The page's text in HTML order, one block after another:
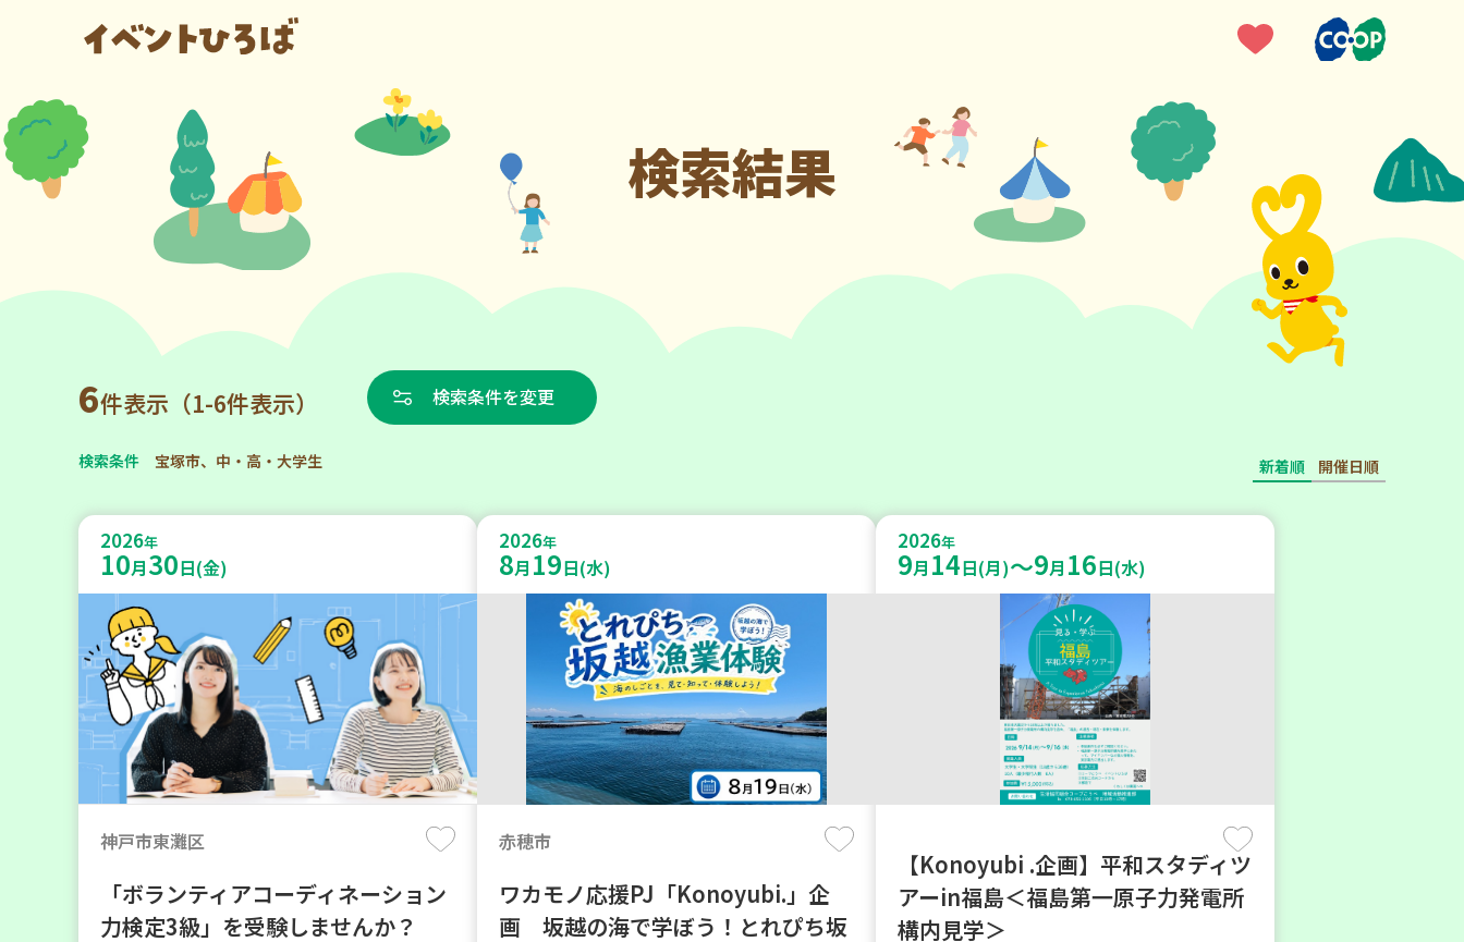
検索結果
6件表示（1-6件表示） 検索条件を変更
検索条件 宝塚市、中・高・大学生 新着順 開催日順
2026年
10月30日(金)
神戸市東灘区
「ボランティアコーディネーション
力検定3級」を受験しませんか？
2026年
8月 19日(水)
赤穂市
ワカモノ応援PJ「Konoyubi.」企
画 坂越の海で学ぼう！とれぴち坂
2026年
9月 14日(月)～9月 16日(水)
【Konoyubi .企画】平和スタディツ
アーin福島＜福島第一原子力発電所
構内見学＞